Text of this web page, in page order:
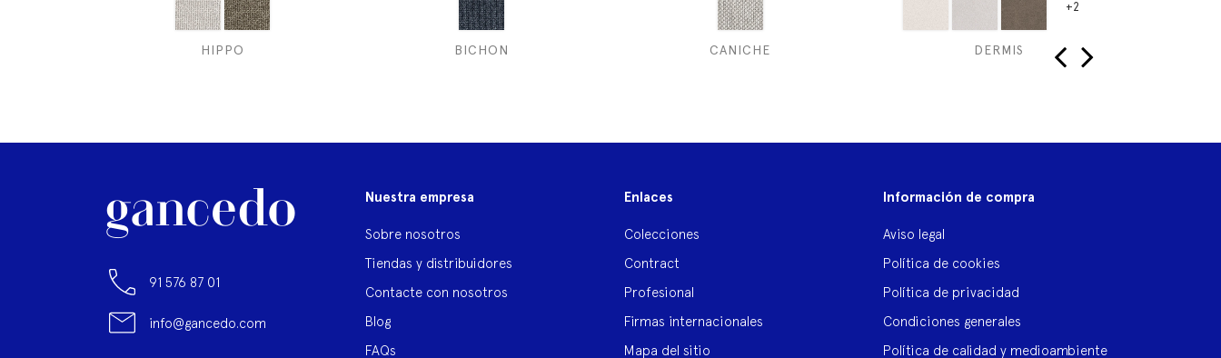
HIPPO BICHON CANICHE
+2
DERMIS
91 576 87 01
info@gancedo.com
Nuestra empresa
Sobre nosotros
Tiendas y distribuidores
Contacte con nosotros
Blog
FAQs
Enlaces
Colecciones
Contract
Profesional
Firmas internacionales
Mapa del sitio
Información de compra
Aviso legal
Política de cookies
Política de privacidad
Condiciones generales
Política de calidad y medioambiente